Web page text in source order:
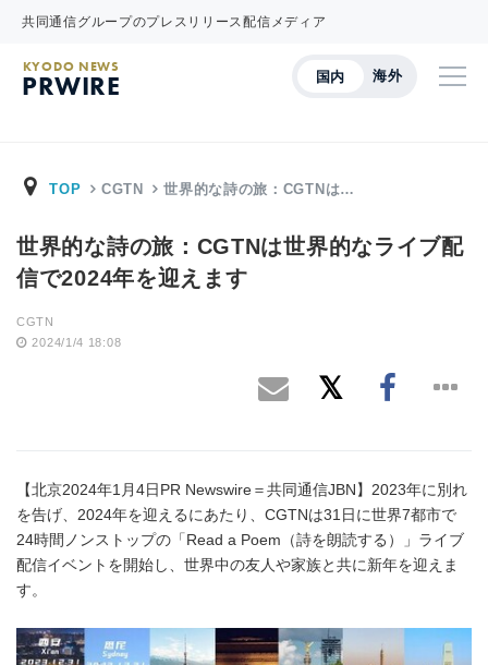
共同通信グループのプレスリリース配信メディア
国内 海外
KYODO NEWS
PRWIRE
TOP CGTN 世界的な詩の旅：CGTNは…
世界的な詩の旅：CGTNは世界的なライブ配
信で2024年を迎えます
CGTN
2024/1/4 18:08
【北京2024年1月4日PR Newswire＝共同通信JBN】2023年に別れ
を告げ、2024年を迎えるにあたり、CGTNは31日に世界7都市で
24時間ノンストップの「Read a Poem（詩を朗読する）」ライブ
配信イベントを開始し、世界中の友人や家族と共に新年を迎えま
す。